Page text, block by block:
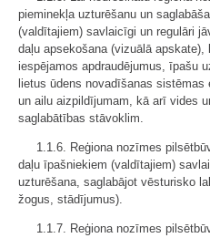
pieminekļa uzturēšanu un
(valdītajiem) savlaicīgi un regulāri
daļu apsekošana (vizuālā
iespējamos apdraudējumus, īpašu
lietus ūdens novadīšanas
un ailu aizpildījumam, kā arī vides
saglabātības stāvoklim.
1.1.6. Reģiona nozīmes
daļu īpašniekiem (valdītajiem)
uzturēšana, saglabājot vēsturisko
žogus, stādījumus).
1.1.7. Reģiona nozīmes